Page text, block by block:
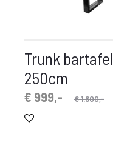
Trunk bartafel
250cm
€1.600,-
€ 999,-
prijs